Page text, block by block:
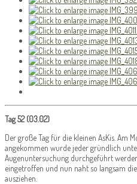
Tag 52 (03.02)
Der große Tag für die kleinen AsKis. Am
angekommen wurde jeder gründlich
Augenuntersuchung durchgeführt
eingetroffen und nun naht so langsam
ausziehen.